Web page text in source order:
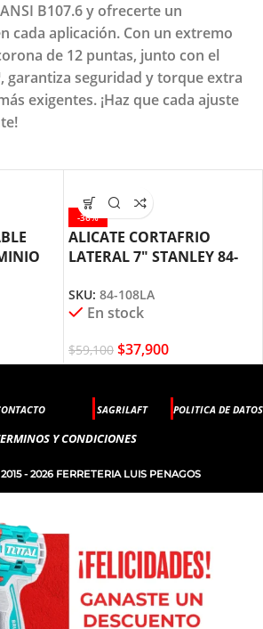
B107.6 y ofrecerte un
cada aplicación. Con un extremo
de 12 puntas, junto con el
garantiza seguridad y torque extra
exigentes. ¡Haz que cada ajuste
-36%
ALICATE CORTAFRIO
LATERAL 7″ STANLEY 84-
SKU: 84-108LA
En stock
$59,100 $37,900
SAGRILAFT POLITICA DE DATOS
Y CONDICIONES
- 2026 FERRETERIA LUIS PENAGOS